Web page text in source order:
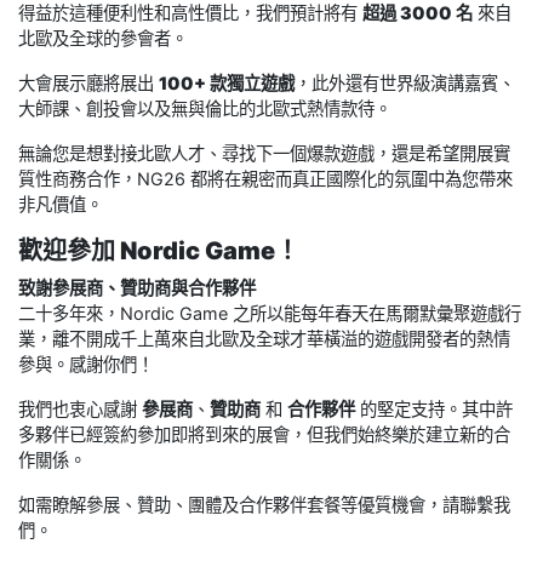
得益於這種便利性和高性價比，我們預計將有 超過 3000 名 來自
北歐及全球的參會者。
大會展示廳將展出 100+ 款獨立遊戲，此外還有世界級演講嘉賓、
大師課、創投會以及無與倫比的北歐式熱情款待。
無論您是想對接北歐人才、尋找下一個爆款遊戲，還是希望開展實
質性商務合作，NG26 都將在親密而真正國際化的氛圍中為您帶來
非凡價值。
歡迎參加 Nordic Game！
致謝參展商、贊助商與合作夥伴
二十多年來，Nordic Game 之所以能每年春天在馬爾默彙聚遊戲行
業，離不開成千上萬來自北歐及全球才華橫溢的遊戲開發者的熱情
參與。感謝你們！
我們也衷心感謝 參展商 、 贊助商 和 合作夥伴的堅定支持。其中許
多夥伴已經簽約參加即將到來的展會，但我們始終樂於建立新的合
作關係。
如需瞭解參展、贊助、團體及合作夥伴套餐等優質機會，請聯繫我
們。